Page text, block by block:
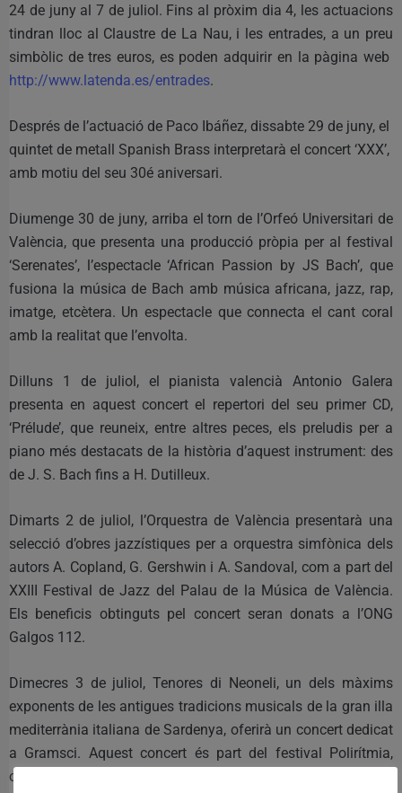
24 de juny al 7 de juliol. Fins al pròxim dia 4, les actuacions
tindran lloc al Claustre de La Nau, i les entrades, a un preu
simbòlic de tres euros, es poden adquirir en la pàgina web
http://www.latenda.es/entrades.
Després de l’actuació de Paco Ibáñez, dissabte 29 de juny, el
quintet de metall Spanish Brass interpretarà el concert ‘XXX’,
amb motiu del seu 30é aniversari.
Diumenge 30 de juny, arriba el torn de l’Orfeó Universitari de
València, que presenta una producció pròpia per al festival
‘Serenates’, l’espectacle ‘African Passion by JS Bach’, que
fusiona la música de Bach amb música africana, jazz, rap,
imatge, etcètera. Un espectacle que connecta el cant coral
amb la realitat que l’envolta.
Dilluns 1 de juliol, el pianista valencià Antonio Galera
presenta en aquest concert el repertori del seu primer CD,
‘Prélude’, que reuneix, entre altres peces, els preludis per a
piano més destacats de la història d’aquest instrument: des
de J. S. Bach fins a H. Dutilleux.
Dimarts 2 de juliol, l’Orquestra de València presentarà una
selecció d’obres jazzístiques per a orquestra simfònica dels
autors A. Copland, G. Gershwin i A. Sandoval, com a part del
XXIII Festival de Jazz del Palau de la Música de València.
Els beneficis obtinguts pel concert seran donats a l’ONG
Galgos 112.
Dimecres 3 de juliol, Tenores di Neoneli, un dels màxims
exponents de les antigues tradicions musicals de la gran illa
mediterrània italiana de Sardenya, oferirà un concert dedicat
a Gramsci. Aquest concert és part del festival Polirítmia,
organitzat per l’Institut Valencià de Cultura.